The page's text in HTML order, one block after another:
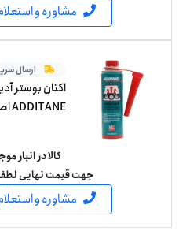
مشاوره و
ارسال
کالا در انبار
جهت قیمت نهایی لطفا
مشاوره و